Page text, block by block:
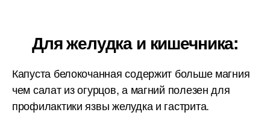
Для желудка и кишечника:
Капуста белокочанная содержит больше магния
чем салат из огурцов, а магний полезен для
профилактики язвы желудка и гастрита.